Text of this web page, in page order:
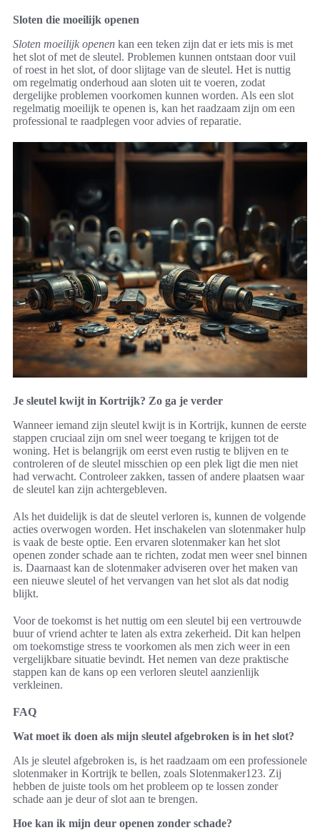
Sloten die moeilijk openen
Sloten moeilijk openen kan een teken zijn dat er iets mis is met
het slot of met de sleutel. Problemen kunnen ontstaan door vuil
of roest in het slot, of door slijtage van de sleutel. Het is nuttig
om regelmatig onderhoud aan sloten uit te voeren, zodat
dergelijke problemen voorkomen kunnen worden. Als een slot
regelmatig moeilijk te openen is, kan het raadzaam zijn om een
professional te raadplegen voor advies of reparatie.
Je sleutel kwijt in Kortrijk? Zo ga je verder
Wanneer iemand zijn sleutel kwijt is in Kortrijk, kunnen de eerste
stappen cruciaal zijn om snel weer toegang te krijgen tot de
woning. Het is belangrijk om eerst even rustig te blijven en te
controleren of de sleutel misschien op een plek ligt die men niet
had verwacht. Controleer zakken, tassen of andere plaatsen waar
de sleutel kan zijn achtergebleven.
Als het duidelijk is dat de sleutel verloren is, kunnen de volgende
acties overwogen worden. Het inschakelen van slotenmaker hulp
is vaak de beste optie. Een ervaren slotenmaker kan het slot
openen zonder schade aan te richten, zodat men weer snel binnen
is. Daarnaast kan de slotenmaker adviseren over het maken van
een nieuwe sleutel of het vervangen van het slot als dat nodig
blijkt.
Voor de toekomst is het nuttig om een sleutel bij een vertrouwde
buur of vriend achter te laten als extra zekerheid. Dit kan helpen
om toekomstige stress te voorkomen als men zich weer in een
vergelijkbare situatie bevindt. Het nemen van deze praktische
stappen kan de kans op een verloren sleutel aanzienlijk
verkleinen.
FAQ
Wat moet ik doen als mijn sleutel afgebroken is in het slot?
Als je sleutel afgebroken is, is het raadzaam om een professionele
slotenmaker in Kortrijk te bellen, zoals Slotenmaker123. Zij
hebben de juiste tools om het probleem op te lossen zonder
schade aan je deur of slot aan te brengen.
Hoe kan ik mijn deur openen zonder schade?